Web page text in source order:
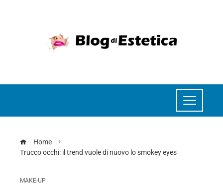
Home
Trucco occhi: il trend vuole di nuovo lo smokey eyes
MAKE-UP